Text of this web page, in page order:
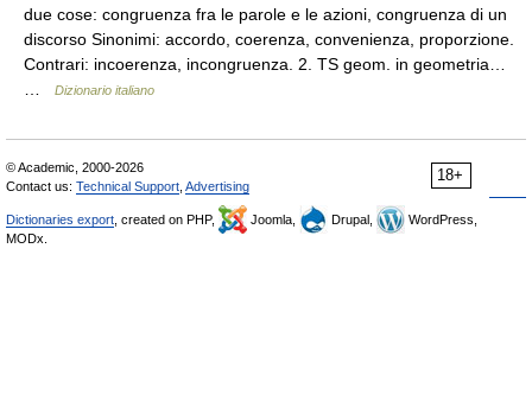
due cose: congruenza fra le parole e le azioni, congruenza di un
discorso Sinonimi: accordo, coerenza, convenienza, proporzione.
Contrari: incoerenza, incongruenza. 2. TS geom. in geometria…
Dizionario italiano
18+
© Academic, 2000-2026
Contact us: Technical Support Advertising
Dictionaries export , created on PHP, Joomla, Drupal,
WordPress,
MODx.